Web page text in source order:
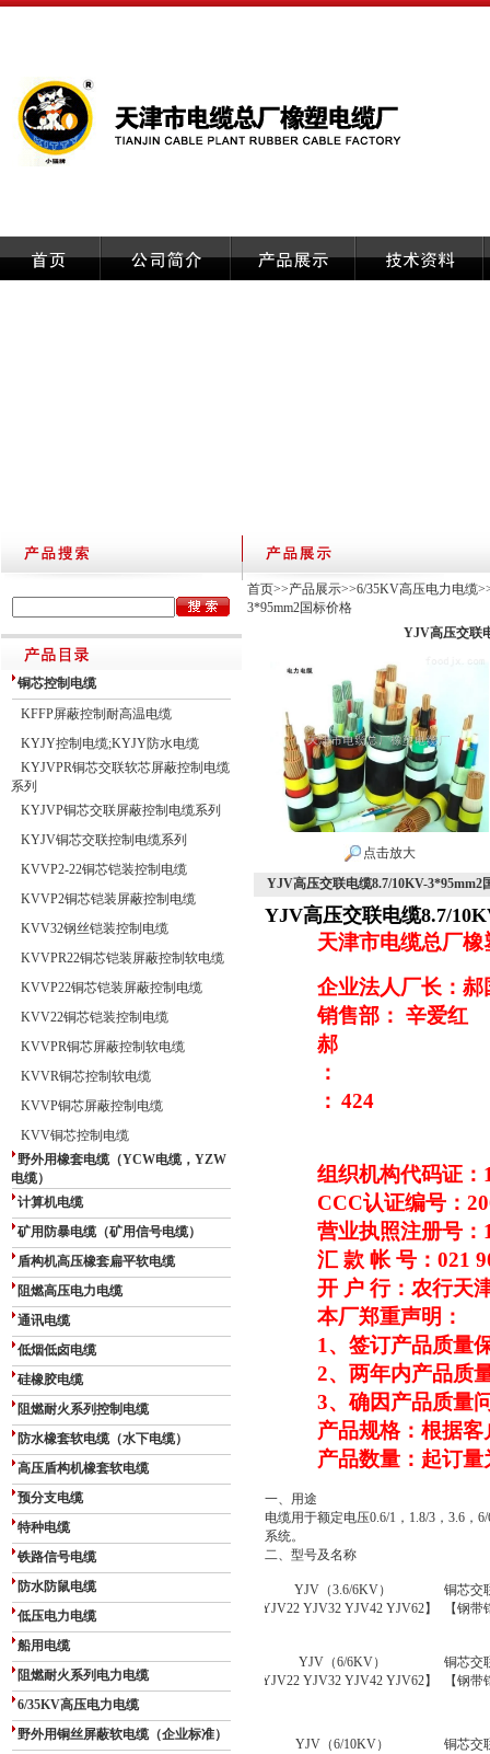
铜芯控制电缆
KFFP屏蔽控制耐高温电缆
KYJY控制电缆;KYJY防水电缆
KYJVPR铜芯交联软芯屏蔽控制电缆
系列
KYJVP铜芯交联屏蔽控制电缆系列
KYJV铜芯交联控制电缆系列
KVVP2-22铜芯铠装控制电缆
KVVP2铜芯铠装屏蔽控制电缆
KVV32钢丝铠装控制电缆
KVVPR22铜芯铠装屏蔽控制软电缆
KVVP22铜芯铠装屏蔽控制电缆
KVV22铜芯铠装控制电缆
KVVPR铜芯屏蔽控制软电缆
KVVR铜芯控制软电缆
KVVP铜芯屏蔽控制电缆
KVV铜芯控制电缆
野外用橡套电缆（YCW电缆，YZW
电缆）
计算机电缆
矿用防暴电缆（矿用信号电缆）
盾构机高压橡套扁平软电缆
阻燃高压电力电缆
通讯电缆
低烟低卤电缆
硅橡胶电缆
阻燃耐火系列控制电缆
防水橡套软电缆（水下电缆）
高压盾构机橡套软电缆
预分支电缆
特种电缆
铁路信号电缆
防水防鼠电缆
低压电力电缆
船用电缆
阻燃耐火系列电力电缆
6/35KV高压电力电缆
野外用铜丝屏蔽软电缆（企业标准）
首页>>产品展示>>6/35KV高压电力电缆
3*95mm2国标价格
YJV高压交联
点击放大
YJV高压交联电缆8.7/10KV-3*95mm2
YJV高压交联电缆8.7/
天津市电缆总厂橡
企业法人厂长：郝
销售部： 辛爱红
郝
：
： 424
组织机构代码证：
CCC认证编号：
营业执照注册号：
汇 款 帐 号：021
开 户 行：农行天
本厂郑重声明：
1 、签订产品质量
2、两年内产品质
3、确因产品质量
产品规格：根据
产品数量：起订量
一、用途
电缆用于额定电压0.6/1 ， 1.8/3 ， 3.6 ， 6/
系统。
二、型号及名称
YJV（3.6/6KV）
【YJV22 YJV32 YJV42 YJV62】
铜芯交
【钢
YJV （6/6KV）
【YJV22 YJV32 YJV42 YJV62】
铜芯交
【钢
YJV （6/10KV）
铜芯交